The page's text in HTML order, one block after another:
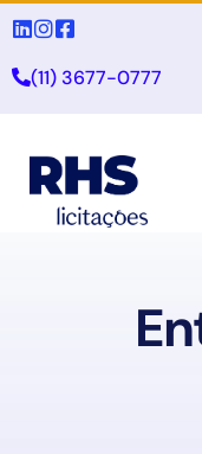
(11) 3677-0777